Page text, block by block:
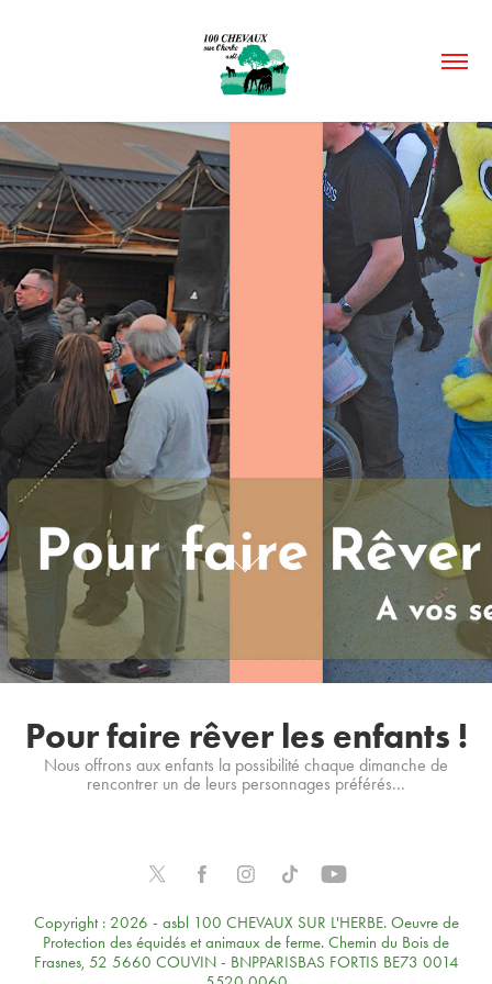
Pour faire rêver les enfants !
Nous offrons aux enfants la possibilité chaque dimanche de
rencontrer un de leurs personnages préférés...
Copyright : 2026 - asbl 100 CHEVAUX SUR L'HERBE. Oeuvre de
Protection des équidés et animaux de ferme. Chemin du Bois de
Frasnes, 52 5660 COUVIN - BNPPARISBAS FORTIS BE73 0014